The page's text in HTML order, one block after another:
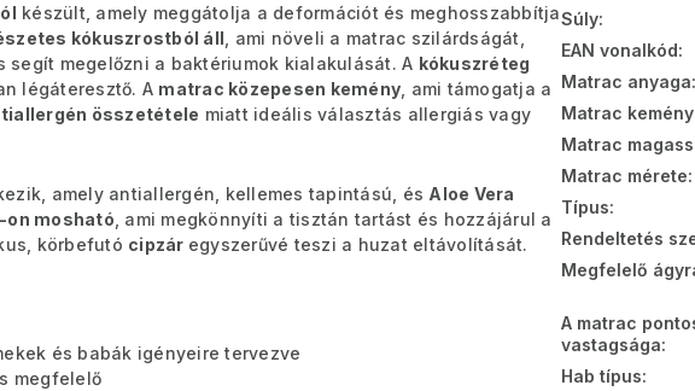
készült, amely meggátolja a deformációt és meghosszabbítja
kókuszrostból áll , ami növeli a matrac szilárdságát,
megelőzni a baktériumok kialakulását. A kókuszréteg
légáteresztő. A matrac közepesen kemény , ami támogatja a
összetétele miatt ideális választás allergiás vagy
amely antiallergén, kellemes tapintású, és Aloe Vera
on mosható , ami megkönnyíti a tisztán tartást és hozzájárul a
körbefutó cipzár egyszerűvé teszi a huzat eltávolítását.
és babák igényeire tervezve
megfelelő
Súly:
EAN vonalkód:
Matrac anyaga:
Matrac
Matrac
Matrac mérete:
Típus:
Rendeltetés
Megfelelő
A matrac
vastagsága:
Hab típus: